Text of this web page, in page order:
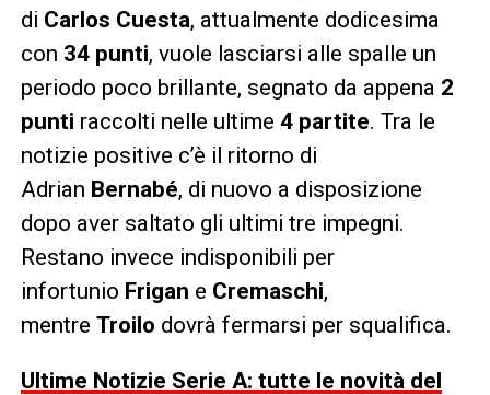
di Carlos Cuesta, attualmente dodicesima
con 34 punti, vuole lasciarsi alle spalle un
periodo poco brillante, segnato da appena 2
punti raccolti nelle ultime 4 partite. Tra le
notizie positive c’è il ritorno di
Adrian Bernabé, di nuovo a disposizione
dopo aver saltato gli ultimi tre impegni.
Restano invece indisponibili per
infortunio Frigan e Cremaschi,
mentre Troilo dovrà fermarsi per squalifica.
Ultime Notizie Serie A: tutte le novità del